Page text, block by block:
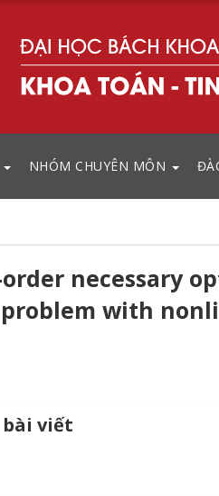
NHÓM CHUYÊN MÔN
order necessary
with
viết